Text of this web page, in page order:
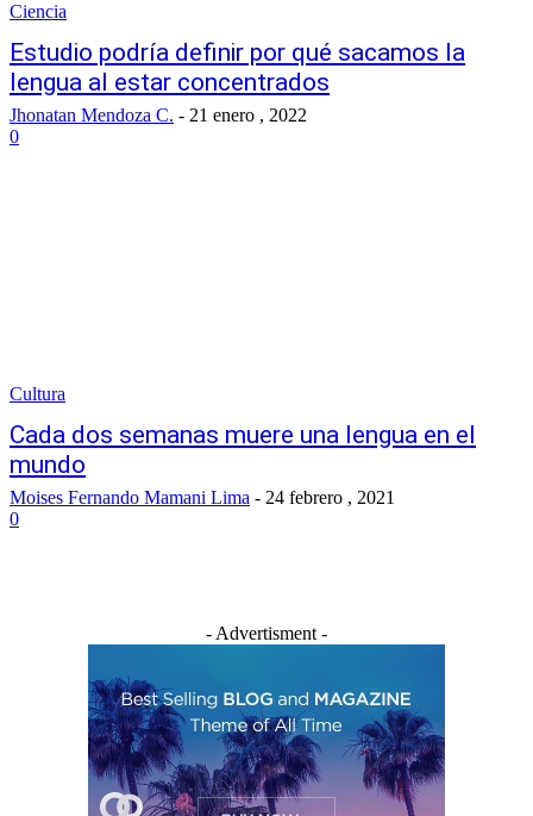
Ciencia
Estudio podría definir por qué sacamos la
lengua al estar concentrados
Jhonatan Mendoza C. - 21 enero , 2022
0
Cultura
Cada dos semanas muere una lengua en el
mundo
Moises Fernando Mamani Lima - 24 febrero , 2021
0
- Advertisment -